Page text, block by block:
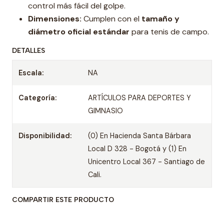
control más fácil del golpe.
Dimensiones: Cumplen con el tamaño y
diámetro oficial estándar para tenis de campo.
DETALLES
Escala: NA
Categoría:
ARTÍCULOS PARA DEPORTES Y
GIMNASIO
Disponibilidad:
(0) En Hacienda Santa Bárbara
Local D 328 - Bogotá y (1) En
Unicentro Local 367 - Santiago de
Cali.
COMPARTIR ESTE PRODUCTO